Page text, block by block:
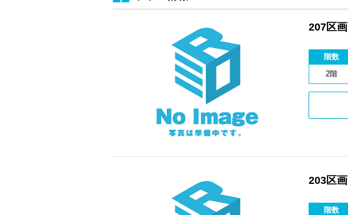
207区画
階数
2階
203区画
階数